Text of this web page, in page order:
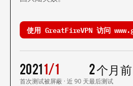
使用 GreatFireVPN 访问
2021
首次测试
1/1
被屏蔽 · 近 90 天
2 个月前
最后测试